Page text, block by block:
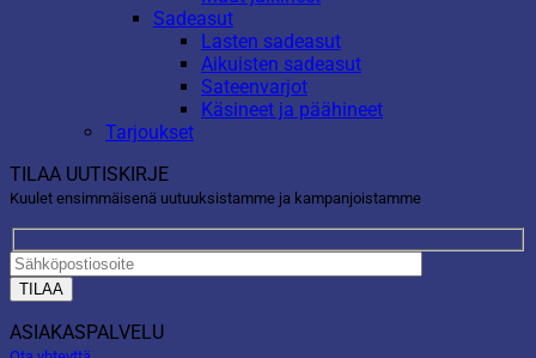
Sadeasut
Lasten sadeasut
Aikuisten sadeasut
Sateenvarjot
Käsineet ja päähineet
Tarjoukset
TILAA UUTISKIRJE
Kuulet ensimmäisenä uutuuksistamme ja kampanjoistamme
ASIAKASPALVELU